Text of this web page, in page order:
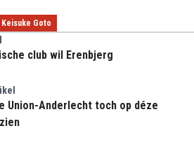
Keisuke Goto
club wil Erenbjerg
Union-Anderlecht toch op déze